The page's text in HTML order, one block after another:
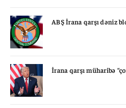
ABŞ İrana qarşı dəniz
İrana qarşı müharibə